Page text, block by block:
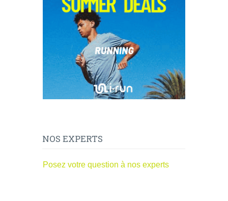
NOS EXPERTS
Posez votre question à nos experts